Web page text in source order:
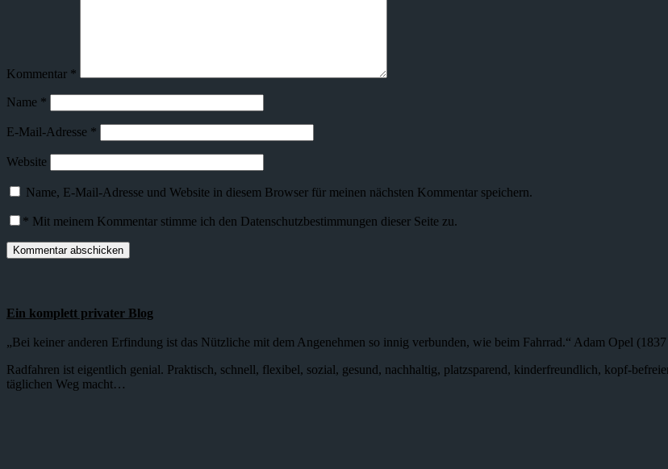
Kommentar *
Name *
E-Mail-Adresse *
Website
Name, E-Mail-Adresse und Website in diesem Browser für meinen nächsten Kommentar speichern.
* Mit meinem Kommentar stimme ich den Datenschutzbestimmungen dieser Seite zu.
Ein komplett privater Blog
„Bei keiner anderen Erfindung ist das Nützliche mit dem Angenehmen so innig verbunden, wie beim Fahrrad.“ Adam Opel
Radfahren ist eigentlich genial. Praktisch, schnell, flexibel, sozial, gesund, nachhaltig, platzsparend, kinderfreundlich, kopf-
täglichen Weg macht…